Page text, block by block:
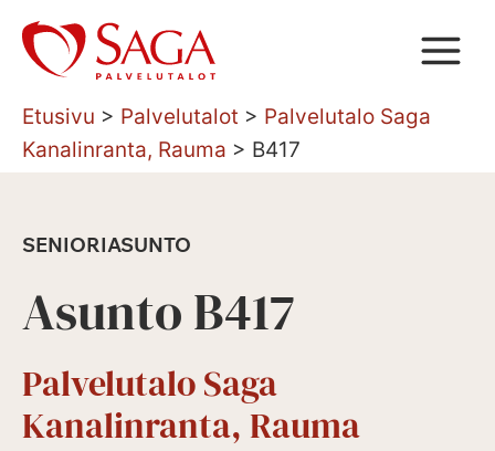
Siirry
sisältöön
Etusivu > Palvelutalot > Palvelutalo Saga
Kanalinranta, Rauma > B417
SENIORIASUNTO
Asunto B417
Palvelutalo Saga
Kanalinranta, Rauma